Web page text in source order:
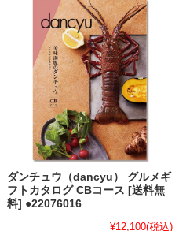
ダンチュウ（dancyu） グルメギ
フトカタログ CBコース [送料無
料] ●22076016
¥12,100(税込)